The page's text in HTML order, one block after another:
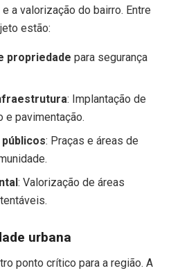
a valorização do bairro. Entre
estão:
propriedade para segurança
: Implantação de
e pavimentação.
: Praças e áreas de
: Valorização de áreas
urbana
ponto crítico para a região. A